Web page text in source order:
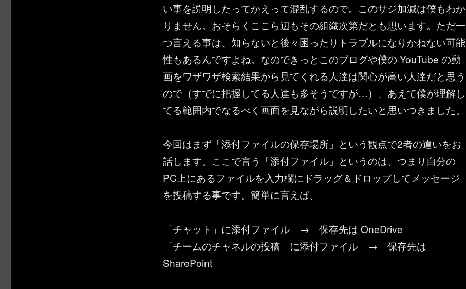
い事を説明したってかえって混乱するので。このサジ加減は僕もわか
りません。おそらくここら辺もその組織次第だとも思います。ただ一
つ言える事は、知らないと後々困ったりトラブルになりかねない可能
性もあるんですよね。なのできっとこのブログや僕の YouTube の動
画をワザワザ検索結果から見てくれる人達は関心が高い人達だと思う
ので（すでに把握してる人達も多そうですが…）、あえて僕が理解し
てる範囲内でなるべく画面を見ながら説明したいと思いつきました。
今回はまず「添付ファイルの保存場所」という観点で2者の違いをお
話します。ここで言う「添付ファイル」というのは、つまり自分の
PC上にあるファイルを入力欄にドラッグ＆ドロップしてメッセージ
を投稿する事です。簡単に言えば、
「チャット」に添付ファイル → 保存先は OneDrive
「チームのチャネルの投稿」に添付ファイル → 保存先は
SharePoint